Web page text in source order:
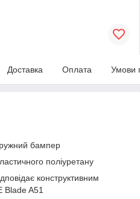
Доставка Оплата Умови
бампер
поліуретану
конструктивним
Blade A51